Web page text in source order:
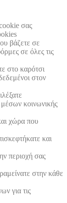
σας
βάζετε σε
σε όλες τις
στο καρότσι
στον
μέσων κοινωνικής
χώρα που
και
περιοχή σας
στην κάθε
για τις